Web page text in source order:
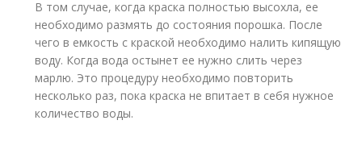
В том случае, когда краска полностью высохла, ее
необходимо размять до состояния порошка. После
чего в емкость с краской необходимо налить кипящую
воду. Когда вода остынет ее нужно слить через
марлю. Это процедуру необходимо повторить
несколько раз, пока краска не впитает в себя нужное
количество воды.